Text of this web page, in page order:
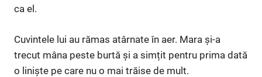
ca el.
Cuvintele lui au rămas atârnate în aer. Mara și-a
trecut mâna peste burtă și a simțit pentru prima dată
o liniște pe care nu o mai trăise de mult.